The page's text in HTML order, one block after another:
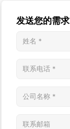
发送您的需求